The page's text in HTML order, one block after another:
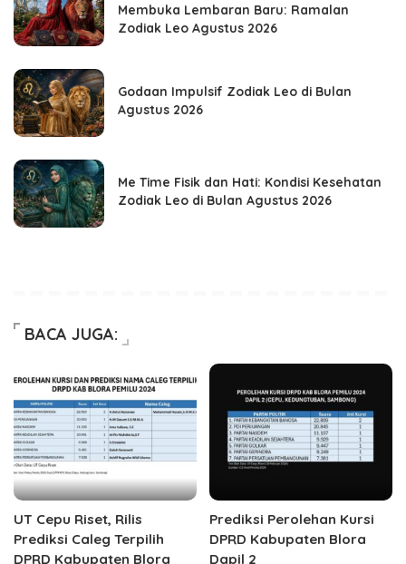
Membuka Lembaran Baru: Ramalan
Zodiak Leo Agustus 2026
Godaan Impulsif Zodiak Leo di Bulan
Agustus 2026
Me Time Fisik dan Hati: Kondisi Kesehatan
Zodiak Leo di Bulan Agustus 2026
BACA JUGA:
UT Cepu Riset, Rilis
Prediksi Caleg Terpilih
DPRD Kabupaten Blora
Prediksi Perolehan Kursi
DPRD Kabupaten Blora
Dapil 2